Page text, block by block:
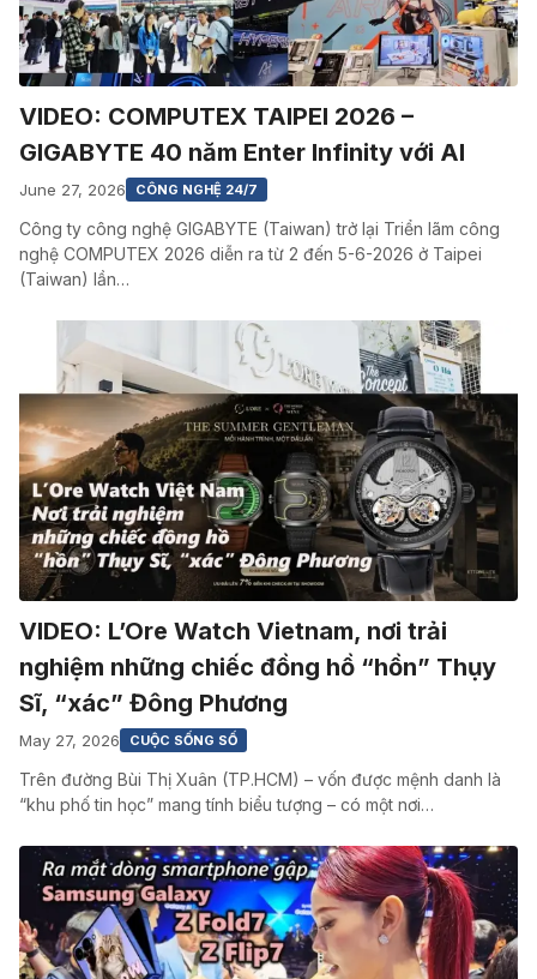
VIDEO: COMPUTEX TAIPEI 2026 –
GIGABYTE 40 năm Enter Infinity với AI
June 27, 2026 CÔNG NGHỆ 24/7
Công ty công nghệ GIGABYTE (Taiwan) trở lại Triển lãm công
nghệ COMPUTEX 2026 diễn ra từ 2 đến 5-6-2026 ở Taipei
(Taiwan) lần…
VIDEO: L’Ore Watch Vietnam, nơi trải
nghiệm những chiếc đồng hồ “hồn” Thụy
Sĩ, “xác” Đông Phương
May 27, 2026 CUỘC SỐNG SỐ
Trên đường Bùi Thị Xuân (TP.HCM) – vốn được mệnh danh là
“khu phố tin học” mang tính biểu tượng – có một nơi…